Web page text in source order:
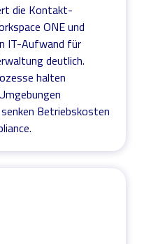
die Kontakt-
ONE und
IT-Aufwand für
deutlich.
halten
Betriebskosten